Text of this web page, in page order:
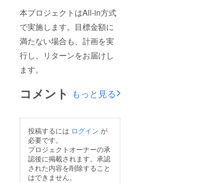
本プロジェクトはAll-in方式
で実施します。目標金額に
満たない場合も、計画を実
行し、リターンをお届けし
ます。
コメント もっと見る
投稿するには ログイン が
必要です。
プロジェクトオーナーの承
認後に掲載されます。承認
された内容を削除すること
はできません。